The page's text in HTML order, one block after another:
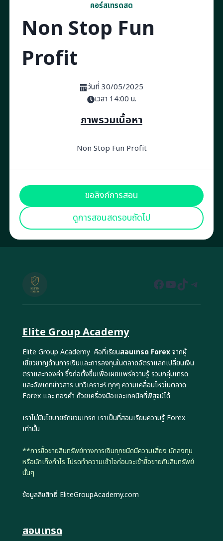
คอร์สเทรดสด
Non Stop Fun
Profit
วันที่ 30/05/2025
เวลา 14:00 น.
ภาพรวมเนื้อหา
Non Stop Fun Profit
ขอลิงก์การสอน
ดูการสอนสดรอบถัดไป
Facebook
YouTube
TikTok
Elite Group Academy
Elite Group Academy คือที่เรียนสอนเทรด Forexจากผู้
เชี่ยวชาญด้านการเงินและการลงทุนในตลาดอัตราแลกเปลี่ยนเงิน
ตราและทองคำ ซึ่งก่อตั้งขึ้นเพื่อเผยแพร่ความรู้ รวมกลุ่มเทรด
และอัพเดทข่าวสาร บทวิเคราะห์ ทุกๆ ความเคลื่อนไหวในตลาด
Forex และ ทองคำ ด้วยเครื่องมือและเทคนิคที่พิสูจน์ได้
เราไม่มีนโยบายชักชวนเทรด เราเป็นที่สอนเรียนความรู้ Forex
เท่านั้น
**การซื้อขายสินทรัพย์ทางการเงินทุกชนิดมีความเสี่ยง นักลงทุน
หรือนักเก็งกำไร โปรดทำความเข้าใจก่อนจะเข้าซื้อขายกับสินทรัพย์
นั้นๆ
ข้อมูลลิขสิทธิ์ EliteGroupAcademy.com
สอนเทรด